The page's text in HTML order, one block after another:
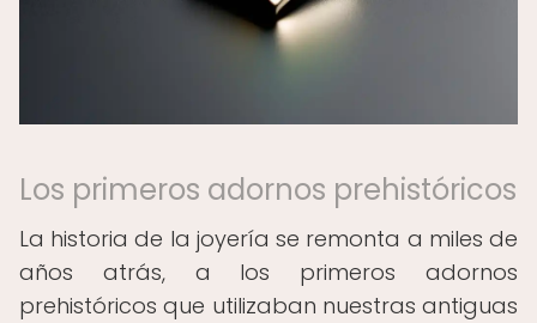
Los primeros adornos prehistóricos
La historia de la joyería se remonta a miles de
años atrás, a los primeros adornos
prehistóricos que utilizaban nuestras antiguas